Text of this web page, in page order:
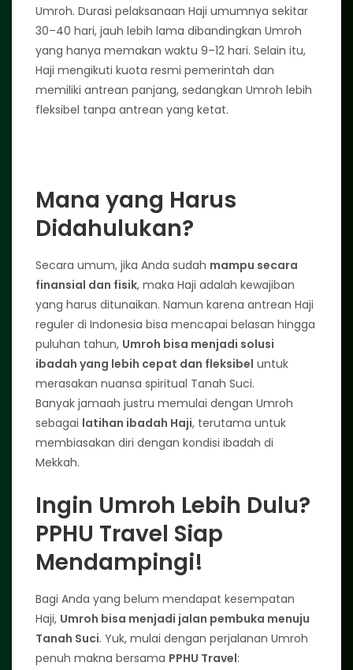
Umroh. Durasi pelaksanaan Haji umumnya sekitar
30–40 hari, jauh lebih lama dibandingkan Umroh
yang hanya memakan waktu 9–12 hari. Selain itu,
Haji mengikuti kuota resmi pemerintah dan
memiliki antrean panjang, sedangkan Umroh lebih
fleksibel tanpa antrean yang ketat.
Mana yang Harus
Didahulukan?
Secara umum, jika Anda sudah mampu secara
finansial dan fisik, maka Haji adalah kewajiban
yang harus ditunaikan. Namun karena antrean Haji
reguler di Indonesia bisa mencapai belasan hingga
puluhan tahun, Umroh bisa menjadi solusi
ibadah yang lebih cepat dan fleksibel untuk
merasakan nuansa spiritual Tanah Suci.
Banyak jamaah justru memulai dengan Umroh
sebagai latihan ibadah Haji, terutama untuk
membiasakan diri dengan kondisi ibadah di
Mekkah.
Ingin Umroh Lebih Dulu?
PPHU Travel Siap
Mendampingi!
Bagi Anda yang belum mendapat kesempatan
Haji, Umroh bisa menjadi jalan pembuka menuju
Tanah Suci. Yuk, mulai dengan perjalanan Umroh
penuh makna bersama PPHU Travel: